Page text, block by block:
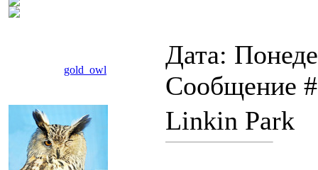
gold_owl
Дата:
Сообщение
Linkin Park